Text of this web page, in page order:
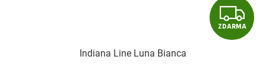
Z
D
ZDARMA
Indiana Line Luna Bianca